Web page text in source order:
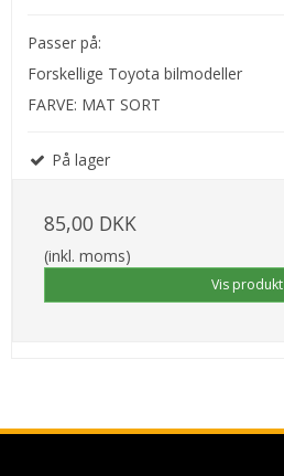
Passer på:
Forskellige Toyota bilmodeller
FARVE: MAT SORT
På lager
85,00 DKK
(inkl. moms)
Vis produkt